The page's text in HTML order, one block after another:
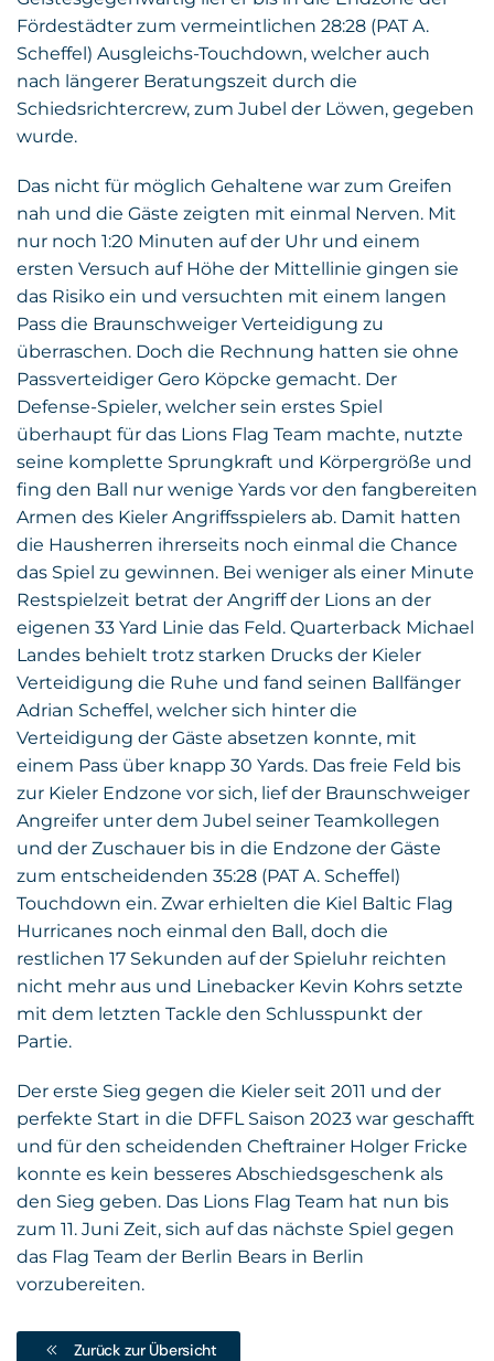
Fördestädter zum vermeintlichen 28:28 (PAT A.
Scheffel) Ausgleichs-Touchdown, welcher auch
nach längerer Beratungszeit durch die
Schiedsrichtercrew, zum Jubel der Löwen, gegeben
wurde.
Das nicht für möglich Gehaltene war zum Greifen
nah und die Gäste zeigten mit einmal Nerven. Mit
nur noch 1:20 Minuten auf der Uhr und einem
ersten Versuch auf Höhe der Mittellinie gingen sie
das Risiko ein und versuchten mit einem langen
Pass die Braunschweiger Verteidigung zu
überraschen. Doch die Rechnung hatten sie ohne
Passverteidiger Gero Köpcke gemacht. Der
Defense-Spieler, welcher sein erstes Spiel
überhaupt für das Lions Flag Team machte, nutzte
seine komplette Sprungkraft und Körpergröße und
fing den Ball nur wenige Yards vor den fangbereiten
Armen des Kieler Angriffsspielers ab. Damit hatten
die Hausherren ihrerseits noch einmal die Chance
das Spiel zu gewinnen. Bei weniger als einer Minute
Restspielzeit betrat der Angriff der Lions an der
eigenen 33 Yard Linie das Feld. Quarterback Michael
Landes behielt trotz starken Drucks der Kieler
Verteidigung die Ruhe und fand seinen Ballfänger
Adrian Scheffel, welcher sich hinter die
Verteidigung der Gäste absetzen konnte, mit
einem Pass über knapp 30 Yards. Das freie Feld bis
zur Kieler Endzone vor sich, lief der Braunschweiger
Angreifer unter dem Jubel seiner Teamkollegen
und der Zuschauer bis in die Endzone der Gäste
zum entscheidenden 35:28 (PAT A. Scheffel)
Touchdown ein. Zwar erhielten die Kiel Baltic Flag
Hurricanes noch einmal den Ball, doch die
restlichen 17 Sekunden auf der Spieluhr reichten
nicht mehr aus und Linebacker Kevin Kohrs setzte
mit dem letzten Tackle den Schlusspunkt der
Partie.
Der erste Sieg gegen die Kieler seit 2011 und der
perfekte Start in die DFFL Saison 2023 war geschafft
und für den scheidenden Cheftrainer Holger Fricke
konnte es kein besseres Abschiedsgeschenk als
den Sieg geben. Das Lions Flag Team hat nun bis
zum 11. Juni Zeit, sich auf das nächste Spiel gegen
das Flag Team der Berlin Bears in Berlin
vorzubereiten.
Zurück zur Übersicht